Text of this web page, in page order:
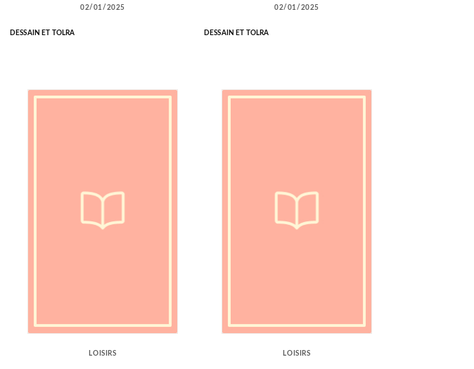
02/01/2025
DESSAIN ET TOLRA
02/01/2025
DESSAIN ET TOLRA
LOISIRS LOISIRS